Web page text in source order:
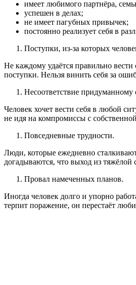
имеет любимого партнёра,
успешен в делах;
не имеет пагубных привычек;
постоянно реализует себя в
Поступки, из-за которых
Не каждому удаётся правильно
поступки. Нельзя винить себя за
Несоответствие придуманному
Человек хочет вести себя в любой
не идя на компромиссы с
Повседневные трудности.
Люди, которые ежедневно
догадываются, что выход из
Провал намеченных планов.
Иногда человек долго и упорно
терпит поражение, он перестаёт